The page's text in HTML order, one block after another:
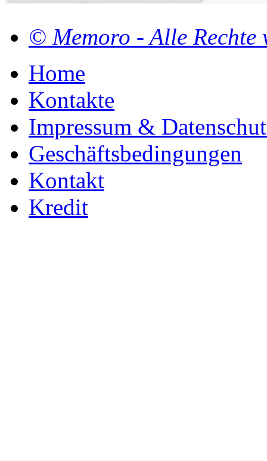
© Memoro - Alle Rechte
Home
Kontakte
Impressum &
Geschäftsbedingungen
Kontakt
Kredit